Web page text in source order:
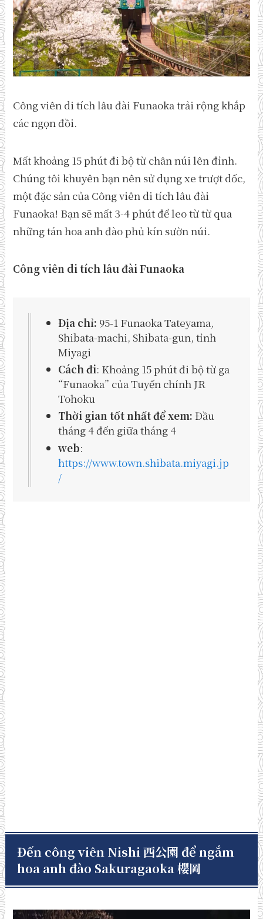
Công viên di tích lâu đài Funaoka trải rộng khắp
các ngọn đồi.
Mất khoảng 15 phút đi bộ từ chân núi lên đỉnh.
Chúng tôi khuyên bạn nên sử dụng xe trượt dốc,
một đặc sản của Công viên di tích lâu đài
Funaoka! Bạn sẽ mất 3-4 phút để leo từ từ qua
những tán hoa anh đào phủ kín sườn núi.
Công viên di tích lâu đài Funaoka
Địa chỉ: 95-1 Funaoka Tateyama,
Shibata-machi, Shibata-gun, tỉnh
Miyagi
Cách đi: Khoảng 15 phút đi bộ từ ga
“Funaoka” của Tuyến chính JR
Tohoku
Thời gian tốt nhất để xem: Đầu
tháng 4 đến giữa tháng 4
web:
https://www.town.shibata.miyagi.jp
/
Đến công viên Nishi 西公園 để ngắm
hoa anh đào Sakuragaoka 櫻岡